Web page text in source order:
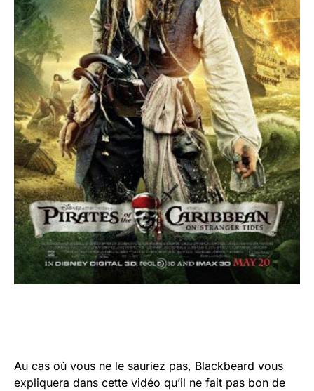
Au cas où vous ne le sauriez pas, Blackbeard vous
expliquera dans cette vidéo qu’il ne fait pas bon de